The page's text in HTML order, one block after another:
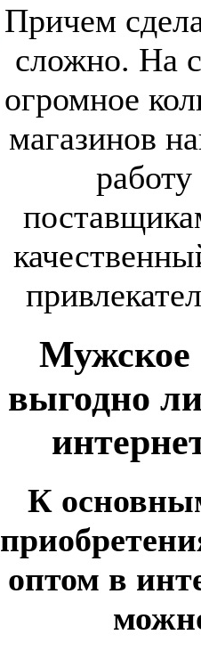
Причем
сложно. На
огромное
магазинов
Мужское
выгодно
К
оптом в